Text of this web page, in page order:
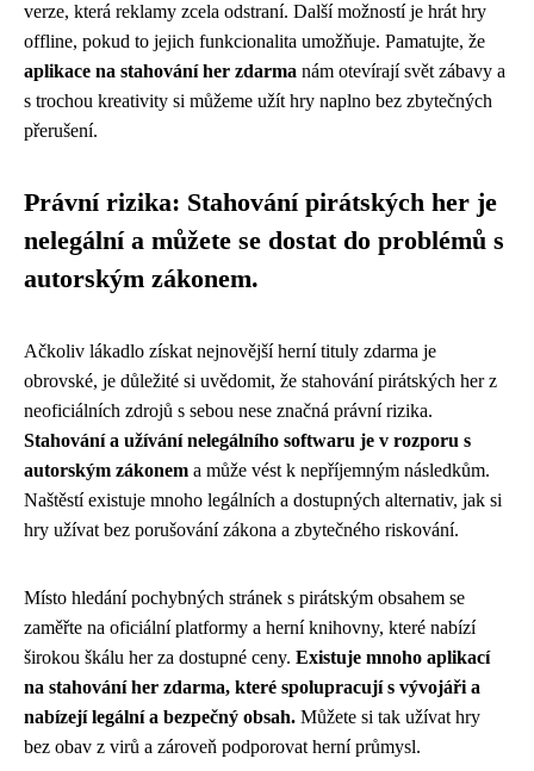
verze, která reklamy zcela odstraní. Další možností je hrát hry
offline, pokud to jejich funkcionalita umožňuje. Pamatujte, že
aplikace na stahování her zdarma nám otevírají svět zábavy a
s trochou kreativity si můžeme užít hry naplno bez zbytečných
přerušení.
Právní rizika: Stahování pirátských her je
nelegální a můžete se dostat do problémů s
autorským zákonem.
Ačkoliv lákadlo získat nejnovější herní tituly zdarma je
obrovské, je důležité si uvědomit, že stahování pirátských her z
neoficiálních zdrojů s sebou nese značná právní rizika.
Stahování a užívání nelegálního softwaru je v rozporu s
autorským zákonem a může vést k nepříjemným následkům.
Naštěstí existuje mnoho legálních a dostupných alternativ, jak si
hry užívat bez porušování zákona a zbytečného riskování.
Místo hledání pochybných stránek s pirátským obsahem se
zaměřte na oficiální platformy a herní knihovny, které nabízí
širokou škálu her za dostupné ceny. Existuje mnoho aplikací
na stahování her zdarma, které spolupracují s vývojáři a
nabízejí legální a bezpečný obsah. Můžete si tak užívat hry
bez obav z virů a zároveň podporovat herní průmysl.